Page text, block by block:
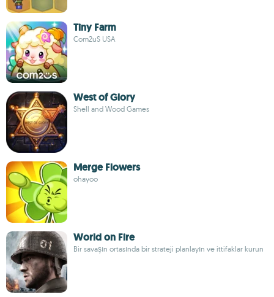
Tiny Farm
Com2uS USA
West of Glory
Shell and Wood Games
Merge Flowers
ohayoo
World on Fire
Bir savaşın ortasında bir strateji planlayın ve ittifaklar kurun